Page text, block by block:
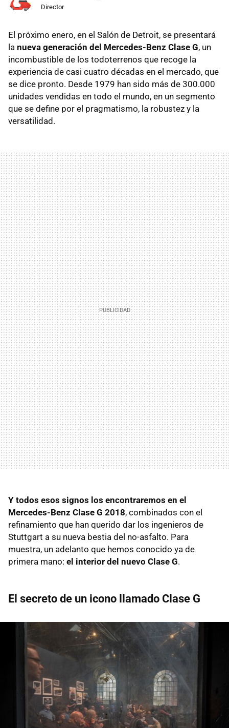
Director
El próximo enero, en el Salón de Detroit, se presentará
la nueva generación del Mercedes-Benz Clase G, un
incombustible de los todoterrenos que recoge la
experiencia de casi cuatro décadas en el mercado, que
se dice pronto. Desde 1979 han sido más de 300.000
unidades vendidas en todo el mundo, en un segmento
que se define por el pragmatismo, la robustez y la
versatilidad.
Y todos esos signos los encontraremos en el
Mercedes-Benz Clase G 2018, combinados con el
refinamiento que han querido dar los ingenieros de
Stuttgart a su nueva bestia del no-asfalto. Para
muestra, un adelanto que hemos conocido ya de
primera mano: el interior del nuevo Clase G.
El secreto de un icono llamado Clase G